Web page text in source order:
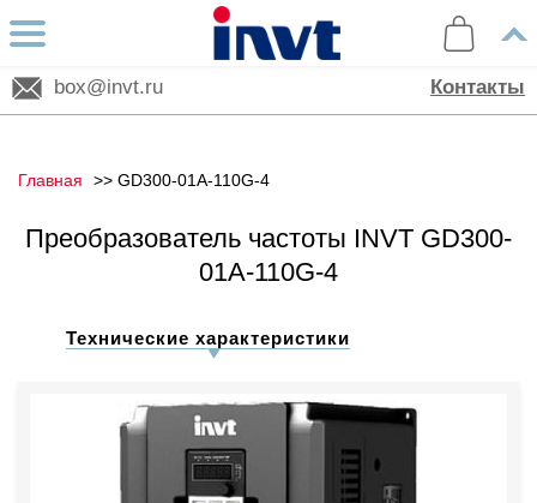
box@invt.ru Контакты
Главная GD300-01A-110G-4
Преобразователь частоты INVT GD300-
01A-110G-4
Технические характеристики